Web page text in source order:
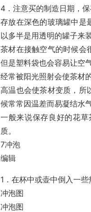
4．注意买的制造日期，
存放在深色的玻璃罐中是
以多半是用透明的罐子来
茶材在接触空气的时候会
但是塑料袋也会容易让空
经常被阳光照射会使茶材
高温也会使茶材变质，所
候常常因温差而易凝结水
一般来说保存良好的花
质。
7冲泡
编辑
1．在杯中或壶中倒入一
冲泡图
冲泡图